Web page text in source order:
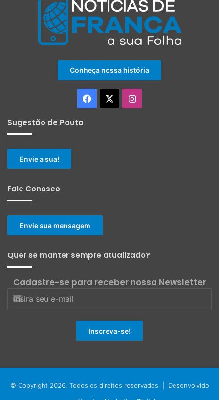
Conheça nossa história
Facebook Instagram
Sugestão de Pauta
Envie a sua!
Fale Conosco
Envie sua mensagem
Quer se manter sempre atualizado?
Cadastre-se para receber nossa Newsletter
© Copyright 2026, Todos os direitos reservados | Desenvolvido